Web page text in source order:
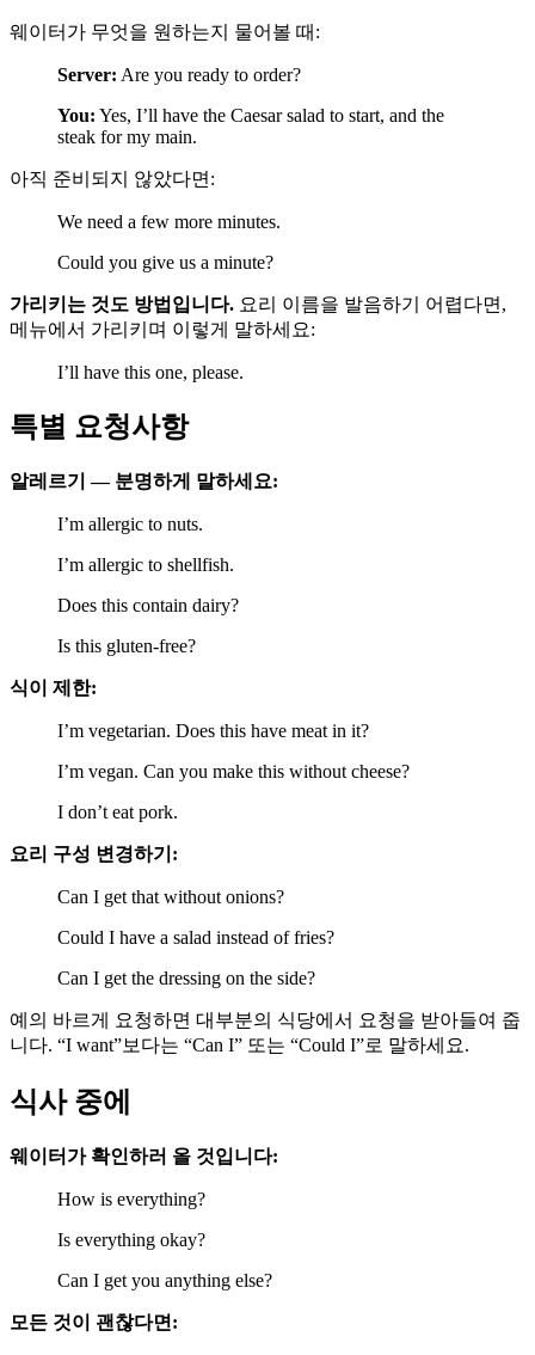
웨이터가 무엇을 원하는지 물어볼 때:
Server: Are you ready to order?
You: Yes, I’ll have the Caesar salad to start, and the
steak for my main.
아직 준비되지 않았다면:
We need a few more minutes.
Could you give us a minute?
가리키는 것도 방법입니다. 요리 이름을 발음하기 어렵다면,
메뉴에서 가리키며 이렇게 말하세요:
I’ll have this one, please.
특별 요청사항
알레르기 — 분명하게 말하세요:
I’m allergic to nuts.
I’m allergic to shellfish.
Does this contain dairy?
Is this gluten-free?
식이 제한:
I’m vegetarian. Does this have meat in it?
I’m vegan. Can you make this without cheese?
I don’t eat pork.
요리 구성 변경하기:
Can I get that without onions?
Could I have a salad instead of fries?
Can I get the dressing on the side?
예의 바르게 요청하면 대부분의 식당에서 요청을 받아들여 줍
니다. “I want”보다는 “Can I” 또는 “Could I”로 말하세요.
식사 중에
웨이터가 확인하러 올 것입니다:
How is everything?
Is everything okay?
Can I get you anything else?
모든 것이 괜찮다면: